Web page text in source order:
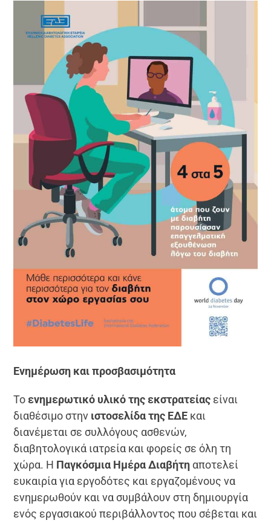
Ενημέρωση και προσβασιμότητα
Το ενημερωτικό υλικό της εκστρατείας είναι
διαθέσιμο στην ιστοσελίδα της ΕΔΕ και
διανέμεται σε συλλόγους ασθενών,
διαβητολογικά ιατρεία και φορείς σε όλη τη
χώρα. Η Παγκόσμια Ημέρα Διαβήτη αποτελεί
ευκαιρία για εργοδότες και εργαζομένους να
ενημερωθούν και να συμβάλουν στη δημιουργία
ενός εργασιακού περιβάλλοντος που σέβεται και